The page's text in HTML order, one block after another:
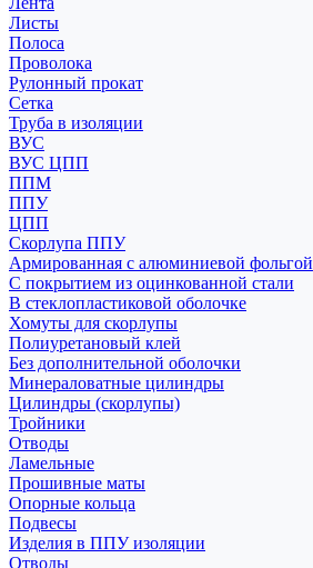
Листы
Полоса
Проволока
Рулонный прокат
Сетка
Труба в изоляции
ВУС
ВУС ЦПП
ППМ
ППУ
ЦПП
Скорлупа ППУ
Армированная с алюминиевой фольгой
С покрытием из оцинкованной стали
В стеклопластиковой оболочке
Хомуты для скорлупы
Полиуретановый клей
Без дополнительной оболочки
Минераловатные цилиндры
Цилиндры (скорлупы)
Тройники
Отводы
Ламельные
Прошивные маты
Опорные кольца
Подвесы
Изделия в ППУ изоляции
Отводы